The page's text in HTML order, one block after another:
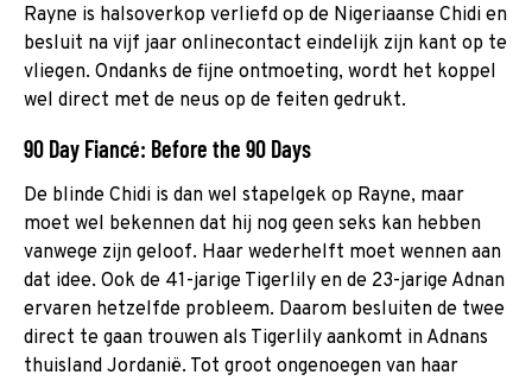
Rayne is halsoverkop verliefd op de Nigeriaanse Chidi en
besluit na vijf jaar onlinecontact eindelijk zijn kant op te
vliegen. Ondanks de fijne ontmoeting, wordt het koppel
wel direct met de neus op de feiten gedrukt.
90 Day Fiancé: Before the 90 Days
De blinde Chidi is dan wel stapelgek op Rayne, maar
moet wel bekennen dat hij nog geen seks kan hebben
vanwege zijn geloof. Haar wederhelft moet wennen aan
dat idee. Ook de 41-jarige Tigerlily en de 23-jarige Adnan
ervaren hetzelfde probleem. Daarom besluiten de twee
direct te gaan trouwen als Tigerlily aankomt in Adnans
thuisland Jordanië. Tot groot ongenoegen van haar